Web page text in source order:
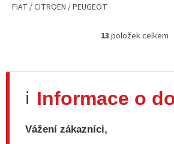
FIAT / CITROEN / PEUGEOT
O
á
a
c
13 položek celkem
ℹ️ Informace o
Vážení zákazníci,